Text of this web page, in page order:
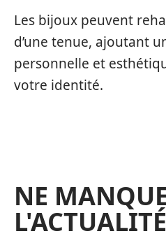
Les bijoux peuvent
d’une tenue, ajoutant
personnelle et
votre identité.
NE
L'ACTUALITÉ